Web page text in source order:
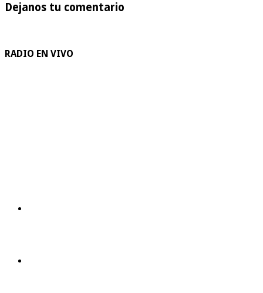
Dejanos tu comentario
RADIO EN VIVO